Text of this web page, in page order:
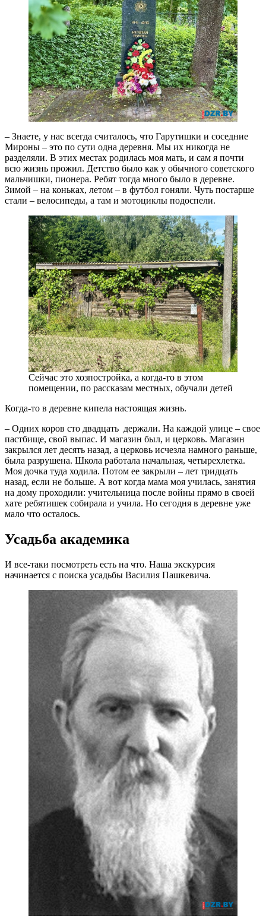
– Знаете, у нас всегда считалось, что Гарутишки и соседние
Мироны – это по сути одна деревня. Мы их никогда не
разделяли. В этих местах родилась моя мать, и сам я почти
всю жизнь прожил. Детство было как у обычного советского
мальчишки, пионера. Ребят тогда много было в деревне.
Зимой – на коньках, летом – в футбол гоняли. Чуть постарше
стали – велосипеды, а там и мотоциклы подоспели.
Сейчас это хозпостройка, а когда-то в этом
помещении, по рассказам местных, обучали детей
Когда-то в деревне кипела настоящая жизнь.
– Одних коров сто двадцать держали. На каждой улице – свое
пастбище, свой выпас. И магазин был, и церковь. Магазин
закрылся лет десять назад, а церковь исчезла намного раньше,
была разрушена. Школа работала начальная, четырехлетка.
Моя дочка туда ходила. Потом ее закрыли – лет тридцать
назад, если не больше. А вот когда мама моя училась, занятия
на дому проходили: учительница после войны прямо в своей
хате ребятишек собирала и учила. Но сегодня в деревне уже
мало что осталось.
Усадьба академика
И все-таки посмотреть есть на что. Наша экскурсия
начинается с поиска усадьбы Василия Пашкевича.